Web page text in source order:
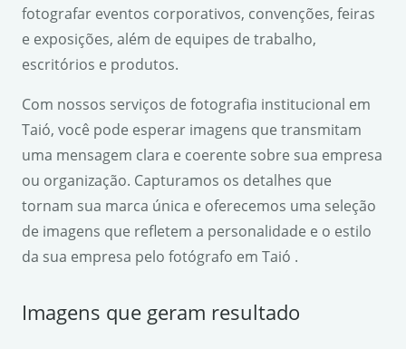
fotografar eventos corporativos, convenções, feiras
e exposições, além de equipes de trabalho,
escritórios e produtos.
Com nossos serviços de fotografia institucional em
Taió, você pode esperar imagens que transmitam
uma mensagem clara e coerente sobre sua empresa
ou organização. Capturamos os detalhes que
tornam sua marca única e oferecemos uma seleção
de imagens que refletem a personalidade e o estilo
da sua empresa pelo fotógrafo em Taió .
Imagens que geram resultado